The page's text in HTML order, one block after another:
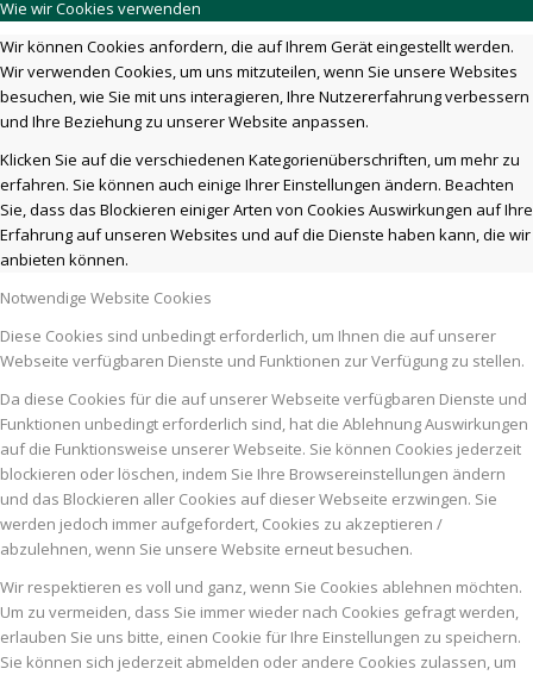
Wie wir Cookies verwenden
Wir können Cookies anfordern, die auf Ihrem Gerät eingestellt werden.
Wir verwenden Cookies, um uns mitzuteilen, wenn Sie unsere Websites
besuchen, wie Sie mit uns interagieren, Ihre Nutzererfahrung verbessern
und Ihre Beziehung zu unserer Website anpassen.
Klicken Sie auf die verschiedenen Kategorienüberschriften, um mehr zu
erfahren. Sie können auch einige Ihrer Einstellungen ändern. Beachten
Sie, dass das Blockieren einiger Arten von Cookies Auswirkungen auf Ihre
Erfahrung auf unseren Websites und auf die Dienste haben kann, die wir
anbieten können.
Notwendige Website Cookies
Diese Cookies sind unbedingt erforderlich, um Ihnen die auf unserer
Webseite verfügbaren Dienste und Funktionen zur Verfügung zu stellen.
Da diese Cookies für die auf unserer Webseite verfügbaren Dienste und
Funktionen unbedingt erforderlich sind, hat die Ablehnung Auswirkungen
auf die Funktionsweise unserer Webseite. Sie können Cookies jederzeit
blockieren oder löschen, indem Sie Ihre Browsereinstellungen ändern
und das Blockieren aller Cookies auf dieser Webseite erzwingen. Sie
werden jedoch immer aufgefordert, Cookies zu akzeptieren /
abzulehnen, wenn Sie unsere Website erneut besuchen.
Wir respektieren es voll und ganz, wenn Sie Cookies ablehnen möchten.
Um zu vermeiden, dass Sie immer wieder nach Cookies gefragt werden,
erlauben Sie uns bitte, einen Cookie für Ihre Einstellungen zu speichern.
Sie können sich jederzeit abmelden oder andere Cookies zulassen, um